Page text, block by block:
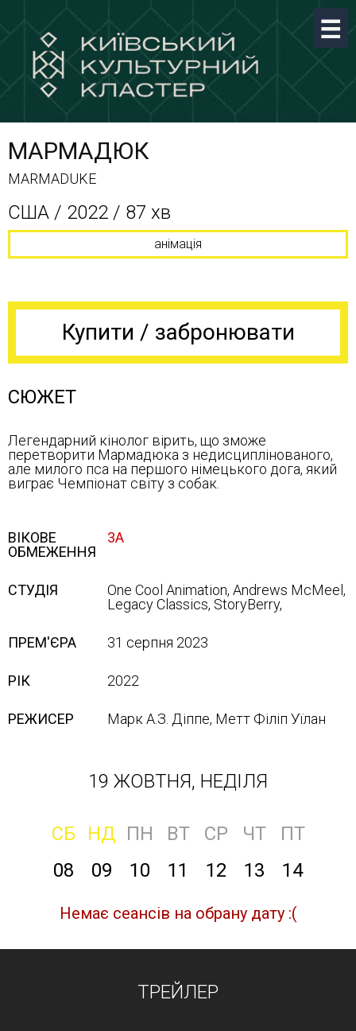
МАРМАДЮК
MARMADUKE
США / 2022 / 87 хв
анімація
Купити / забронювати
СЮЖЕТ
Легендарний кінолог вірить, що зможе
перетворити Мармадюка з недисциплінованого,
але милого пса на першого німецького дога, який
виграє Чемпіонат світу з собак.
ВІКОВЕ
ОБМЕЖЕННЯ
3А
СТУДІЯ
One Cool Animation, Andrews McMeel,
Legacy Classics, StoryBerry,
ПРЕМ'ЄРА 31 серпня 2023
РІК 2022
РЕЖИСЕР Марк А.З. Діппе, Метт Філіп Уїлан
19 ЖОВТНЯ, НЕДІЛЯ
СБ НД ПН ВТ СР ЧТ
ПТ
08
09 10 11 12 13 14
Немає сеансів на обрану дату :(
ТРЕЙЛЕР